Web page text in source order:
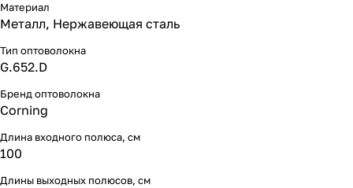
Материал
Металл, Нержавеющая сталь
Тип оптоволокна
G.652.D
Бренд оптоволокна
Corning
Длина входного полюса, см
100
Длины выходных полюсов, см